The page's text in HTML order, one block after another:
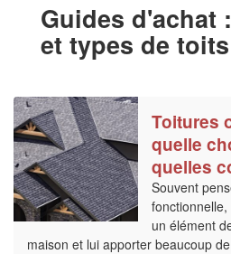
Guides d'achat
et types de toits
Toitures
quelle
quelles
Souvent
un élément
maison et lui apporter beaucoup